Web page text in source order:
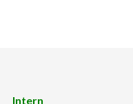
Intern